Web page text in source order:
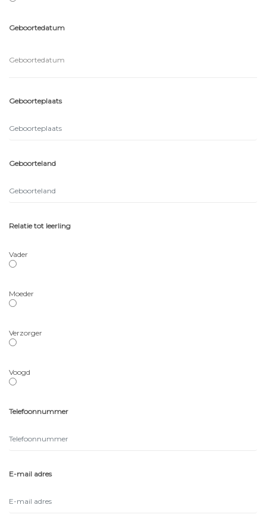
Geboortedatum
Geboorteplaats
Geboorteland
Relatie tot leerling
Vader
Moeder
Verzorger
Voogd
Telefoonnummer
E-mail adres